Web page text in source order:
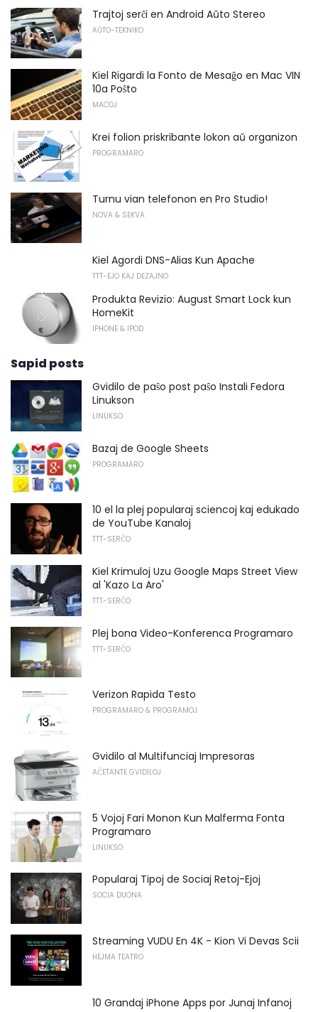
Trajtoj serĉi en Android Aŭto Stereo
AŬTO-TEKNIKO
Kiel Rigardi la Fonto de Mesaĝo en Mac VIN
10a Poŝto
MACOJ
Krei folion priskribante lokon aŭ organizon
PROGRAMARO
Turnu vian telefonon en Pro Studio!
NOVA & SEKVA
Kiel Agordi DNS-Alias ​​Kun Apache
TTT-EJO KAJ DEZAJNO
Produkta Revizio: August Smart Lock kun
HomeKit
IPHONE & IPOD
Sapid posts
Gvidilo de paŝo post paŝo Instali Fedora
Linukson
LINUKSO
Bazaj de Google Sheets
PROGRAMARO
10 el la plej popularaj sciencoj kaj edukado
de YouTube Kanaloj
TTT-SERĈO
Kiel Krimuloj Uzu Google Maps Street View
al 'Kazo La Aro'
TTT-SERĈO
Plej bona Video-Konferenca Programaro
TTT-SERĈO
Verizon Rapida Testo
PROGRAMARO & PROGRAMOJ
Gvidilo al Multifunciaj Impresoras
AĈETANTE GVIDILOJ
5 Vojoj Fari Monon Kun Malferma Fonta
Programaro
LINUKSO
Popularaj Tipoj de Sociaj Retoj-Ejoj
SOCIA DUONA
Streaming VUDU En 4K - Kion Vi Devas Scii
HEJMA TEATRO
10 Grandaj iPhone Apps por Junaj Infanoj